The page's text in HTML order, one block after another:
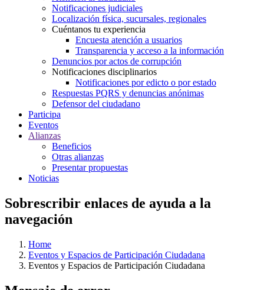
Notificaciones judiciales
Localización física, sucursales, regionales
Cuéntanos tu experiencia
Encuesta atención a usuarios
Transparencia y acceso a la información
Denuncios por actos de corrupción
Notificaciones disciplinarios
Notificaciones por edicto o por estado
Respuestas PQRS y denuncias anónimas
Defensor del ciudadano
Participa
Eventos
Alianzas
Beneficios
Otras alianzas
Presentar propuestas
Noticias
Sobrescribir enlaces de ayuda a la
navegación
Home
Eventos y Espacios de Participación Ciudadana
Eventos y Espacios de Participación Ciudadana